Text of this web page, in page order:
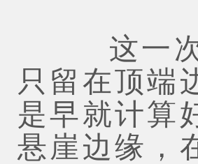
这一次，
只留在顶端
是早就计算
悬崖边缘，